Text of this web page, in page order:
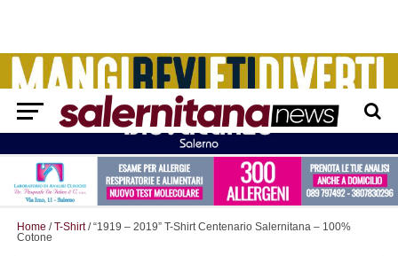
Home /T-Shirt/ “1919 – 2019” T-Shirt Centenario Salernitana – 100%
Cotone